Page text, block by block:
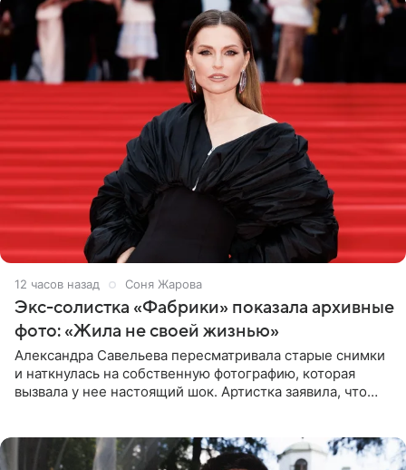
12 часов назад Соня Жарова
Экс-солистка «Фабрики» показала архивные
фото: «Жила не своей жизнью»
Александра Савельева пересматривала старые снимки
и наткнулась на собственную фотографию, которая
вызвала у нее настоящий шок. Артистка заявила, что